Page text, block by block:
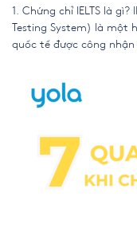
1. Chứng chỉ IELTS là
Testing System) là một
quốc tế được công nhận